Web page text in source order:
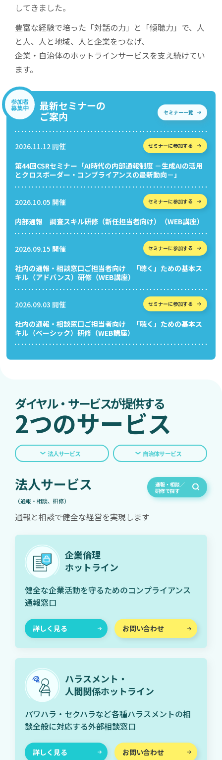
してきました。
豊富な経験で培った「対話の力」と「傾聴力」で、 人
と人、人と地域、人と企業をつなげ、
企業・自治体のホットラインサービスを支え続けてい
ます。
参加者
募集中
最新セミナーの
ご案内
2026.11.12 開催 セミナーに参加する
第44回CSRセミナー「AI時代の内部通報制度 －生成AIの活用
とクロスボーダー・コンプライアンスの最新動向－」
2026.10.05 開催 セミナーに参加する
内部通報 調査スキル研修（新任担当者向け）（WEB講座）
2026.09.15 開催 セミナーに参加する
社内の通報・相談窓口ご担当者向け 「聴く」ための基本ス
キル（アドバンス）研修（WEB講座）
2026.09.03 開催 セミナーに参加する
社内の通報・相談窓口ご担当者向け 「聴く」ための基本ス
キル（ベーシック）研修（WEB講座）
セミナー一覧
ダイヤル・サービスが提供する
2つのサービス
法人サービス 自治体サービス
法人サービス
（通報・相談、研修）
通報と相談で健全な経営を実現します
通報・相談／
研修で探す
企業倫理
ホットライン
健全な企業活動を守るためのコンプライアンス
通報窓口
詳しく見る お問い合わせ
ハラスメント・
人間関係ホットライン
パワハラ・セクハラなど各種ハラスメントの相
談全般に対応する外部相談窓口
詳しく見る お問い合わせ